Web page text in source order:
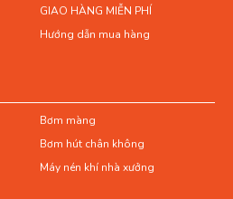
GIAO HÀNG MIỄN PHÍ
Hướng dẫn mua hàng
Bơm màng
Bơm hút chân không
Máy nén khí nhà xưởng